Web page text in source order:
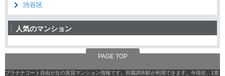
渋谷区
人気のマンション
PAGE TOP
プラチナコート自由が丘の賃貸マンション情報です。田園調布駅が利用できます。今現在、1室